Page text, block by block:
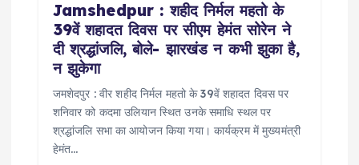
Jamshedpur : शहीद निर्मल महतो के
39वें शहादत दिवस पर सीएम हेमंत सोरेन ने
दी श्रद्धांजलि, बोले- झारखंड न कभी झुका है,
न झुकेगा
जमशेदपुर : वीर शहीद निर्मल महतो के 39वें शहादत दिवस पर
शनिवार को कदमा उलियान स्थित उनके समाधि स्थल पर
श्रद्धांजलि सभा का आयोजन किया गया। कार्यक्रम में मुख्यमंत्री
हेमंत…